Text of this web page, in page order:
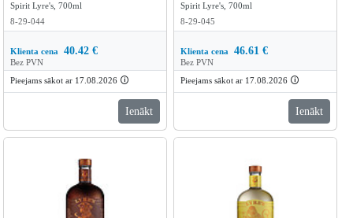
Spirit Lyre's, 700ml
8-29-044
Klienta cena 40.42 €
Bez PVN
Pieejams sākot ar 17.08.2026 🛈
Ienākt
Spirit Lyre's, 700ml
8-29-045
Klienta cena 46.61 €
Bez PVN
Pieejams sākot ar 17.08.2026 🛈
Ienākt